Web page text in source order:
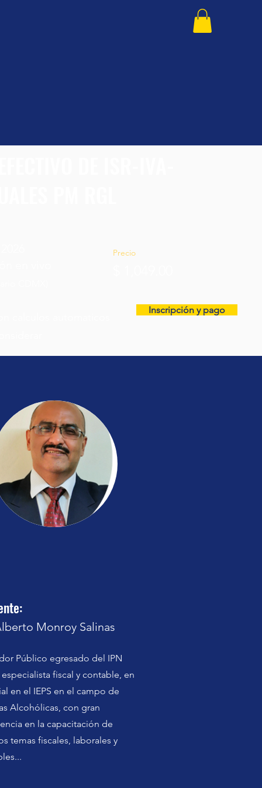
Precio
Inscripción y pago
Monroy Salinas
Público egresado del IPN
especialista fiscal y contable, en
en el IEPS en el campo de
Alcohólicas, con gran
en la capacitación de
temas fiscales, laborales y